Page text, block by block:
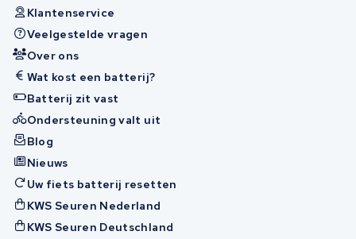
Klantenservice
Veelgestelde vragen
Over ons
Wat kost een batterij?
Batterij zit vast
Ondersteuning valt uit
Blog
Nieuws
Uw fiets batterij resetten
KWS Seuren Nederland
KWS Seuren Deutschland